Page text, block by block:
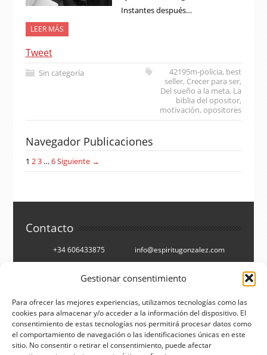
Gestionar consentimiento
Para ofrecer las mejores experiencias, utilizamos tecnologías como las
cookies para almacenar y/o acceder a la información del dispositivo. El
consentimiento de estas tecnologías nos permitirá procesar datos como
el comportamiento de navegación o las identificaciones únicas en este
sitio. No consentir o retirar el consentimiento, puede afectar
Instantes después…
LEER MÁS
Tweet
Sin categoría 42195m-policia, best
seller, Crecer para ser,
Del sueño a la meta, La
biblia del opositor,
motivación,opositores
Navegador Publicaciones
1 23 …6Siguiente →
Contacto
+34 606433875 info@espiritugonzalez.com
Cartagena, España
Síguenos en
Facebook
Twitter
You Tube
RSS